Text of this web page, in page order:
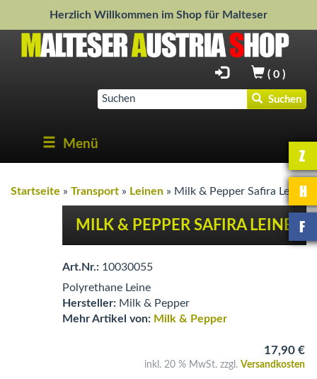
Herzlich Willkommen im Shop für Malteser
Z
H
F
( 0 )
Suchen
Menü
Startseite » Transport » Leinen » Milk & Pepper Safira Leine
MILK & PEPPER SAFIRA LEINE
Art.Nr.: 10030055
Polyrethane Leine
Hersteller: Milk & Pepper
Mehr Artikel von: Milk & Pepper
17,90 €
inkl. 20 % MwSt. zzgl. Versandkosten